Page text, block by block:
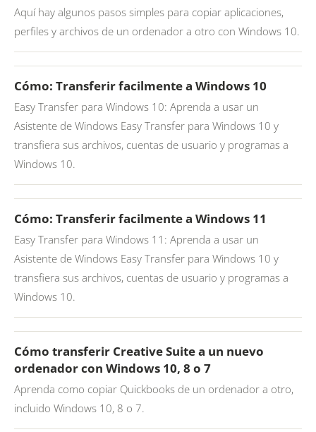
Aquí hay algunos pasos simples para copiar aplicaciones,
perfiles y archivos de un ordenador a otro con Windows 10.
Cómo: Transferir facilmente a Windows 10
Easy Transfer para Windows 10: Aprenda a usar un
Asistente de Windows Easy Transfer para Windows 10 y
transfiera sus archivos, cuentas de usuario y programas a
Windows 10.
Cómo: Transferir facilmente a Windows 11
Easy Transfer para Windows 11: Aprenda a usar un
Asistente de Windows Easy Transfer para Windows 10 y
transfiera sus archivos, cuentas de usuario y programas a
Windows 10.
Cómo transferir Creative Suite a un nuevo
ordenador con Windows 10, 8 o 7
Aprenda como copiar Quickbooks de un ordenador a otro,
incluido Windows 10, 8 o 7.